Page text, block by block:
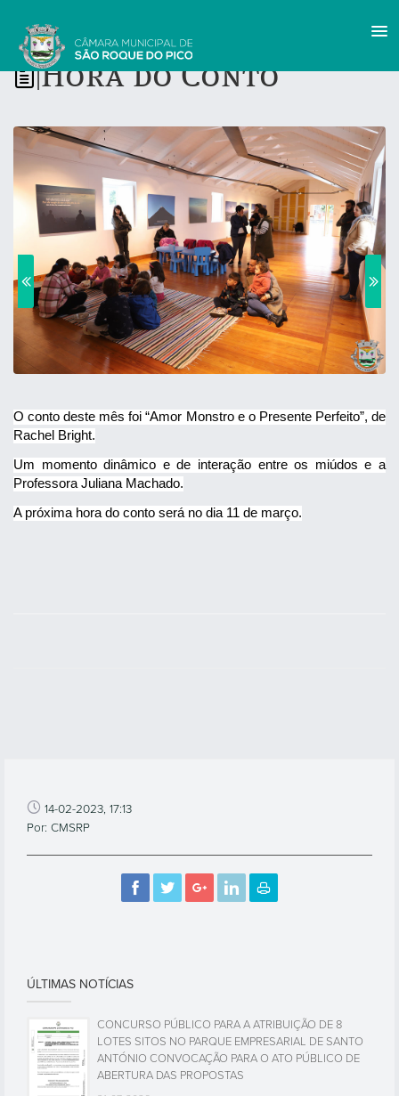
Hora do Conto
O conto deste mês foi “Amor Monstro e o Presente Perfeito”, de
Rachel Bright.
Um momento dinâmico e de interação entre os miúdos e a
Professora Juliana Machado.
A próxima hora do conto será no dia 11 de março.
14-02-2023, 17:13
Por: CMSRP
ÚLTIMAS NOTÍCIAS
CONCURSO PÚBLICO PARA A ATRIBUIÇÃO DE 8
LOTES SITOS NO PARQUE EMPRESARIAL DE SANTO
ANTÓNIO CONVOCAÇÃO PARA O ATO PÚBLICO DE
ABERTURA DAS PROPOSTAS